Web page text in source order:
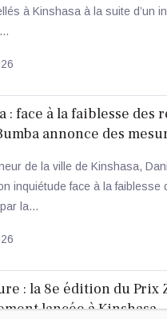
à Kinshasa à la suite d’un
: face à la faiblesse des
annonce des
de la ville de Kinshasa,
inquiétude face à la faiblesse
la...
: la 8e édition du Prix
lancée à Kinshasa